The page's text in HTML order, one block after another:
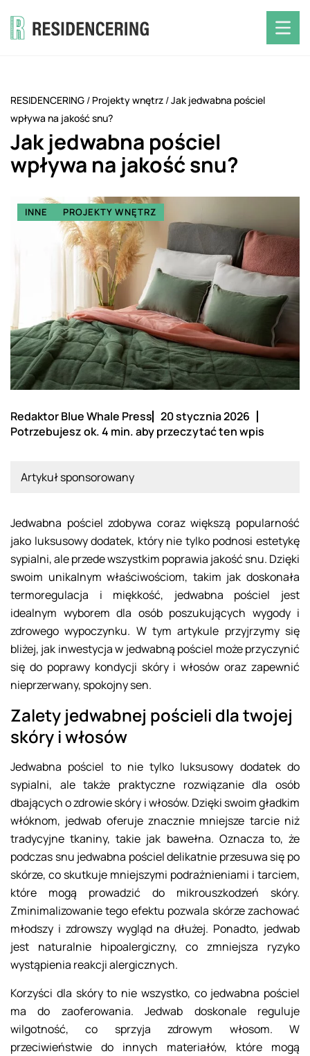
RESIDENCERING / Projekty wnętrz /Jak jedwabna pościel
wpływa na jakość snu?
Jak jedwabna pościel
wpływa na jakość snu?
INNE PROJEKTY WNĘTRZ
Redaktor Blue Whale Press 20 stycznia 2026
Potrzebujesz ok. 4 min. aby przeczytać ten wpis
Artykuł sponsorowany
Jedwabna pościel zdobywa coraz większą popularność
jako luksusowy dodatek, który nie tylko podnosi estetykę
sypialni, ale przede wszystkim poprawia jakość snu. Dzięki
swoim unikalnym właściwościom, takim jak doskonała
termoregulacja i miękkość, jedwabna pościel jest
idealnym wyborem dla osób poszukujących wygody i
zdrowego wypoczynku. W tym artykule przyjrzymy się
bliżej, jak inwestycja w jedwabną pościel może przyczynić
się do poprawy kondycji skóry i włosów oraz zapewnić
nieprzerwany, spokojny sen.
Zalety jedwabnej pościeli dla twojej
skóry i włosów
Jedwabna pościel to nie tylko luksusowy dodatek do
sypialni, ale także praktyczne rozwiązanie dla osób
dbających o zdrowie skóry i włosów. Dzięki swoim gładkim
włóknom, jedwab oferuje znacznie mniejsze tarcie niż
tradycyjne tkaniny, takie jak bawełna. Oznacza to, że
podczas snu jedwabna pościel delikatnie przesuwa się po
skórze, co skutkuje mniejszymi podrażnieniami i tarciem,
które mogą prowadzić do mikrouszkodzeń skóry.
Zminimalizowanie tego efektu pozwala skórze zachować
młodszy i zdrowszy wygląd na dłużej. Ponadto, jedwab
jest naturalnie hipoalergiczny, co zmniejsza ryzyko
wystąpienia reakcji alergicznych.
Korzyści dla skóry to nie wszystko, co jedwabna pościel
ma do zaoferowania. Jedwab doskonale reguluje
wilgotność, co sprzyja zdrowym włosom. W
przeciwieństwie do innych materiałów, które mogą